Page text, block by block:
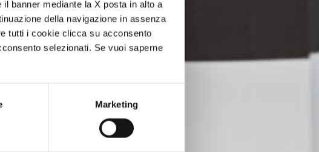
banner mediante la X posta in alto a
della navigazione in assenza
tutti i cookie clicca su acconsento
selezionati. Se vuoi saperne
Marketing